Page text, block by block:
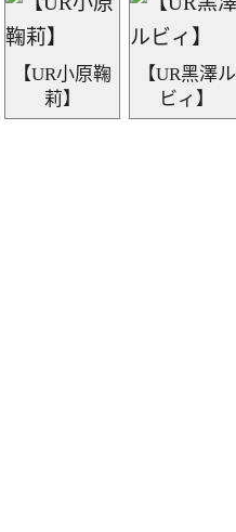
【UR小原鞠
莉】
【UR黑澤ル
ビィ】